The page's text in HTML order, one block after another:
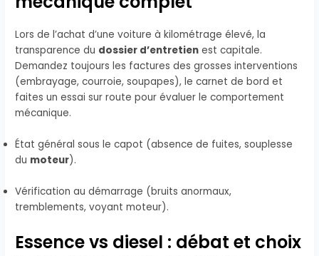
Lors de l’achat d’une voiture à kilométrage élevé, la
transparence du dossier d’entretien est capitale.
Demandez toujours les factures des grosses interventions
(embrayage, courroie, soupapes), le carnet de bord et
faites un essai sur route pour évaluer le comportement
mécanique.
État général sous le capot (absence de fuites, souplesse
du moteur).
Vérification au démarrage (bruits anormaux,
tremblements, voyant moteur).
Essence vs diesel : débat et choix